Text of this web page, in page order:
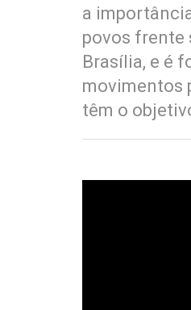
a
povos frente
Brasília, e é
movimentos
têm o